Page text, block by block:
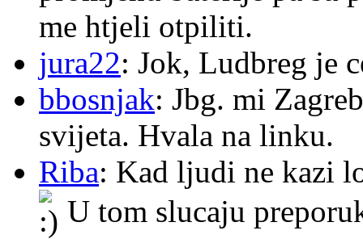
me htjeli otpiliti.
jura22: Jok, Ludbreg je
bbosnjak: Jbg. mi
svijeta. Hvala na linku.
Riba: Kad ljudi ne kazi
U tom slucaju